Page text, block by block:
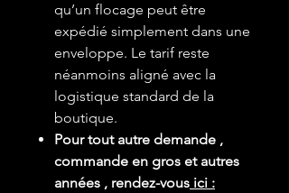
qu’un flocage peut être
expédié simplement dans une
enveloppe. Le tarif reste
néanmoins aligné avec la
logistique standard de la
boutique.
Pour tout autre demande ,
commande en gros et autres
années , rendez-vous ici :